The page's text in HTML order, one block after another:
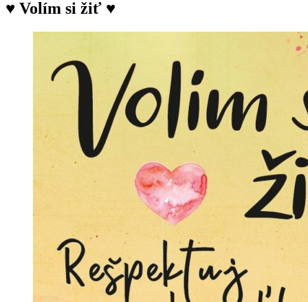
♥ Volím si žiť ♥